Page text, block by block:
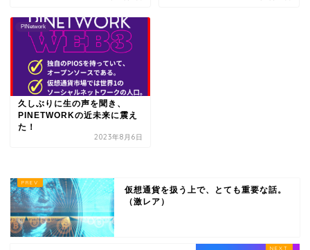
PINetwork
久しぶりに生の声を聞き、
PINETWORKの近未来に震え
た！
2023年8月6日
仮想通貨を扱う上で、とても重要な話。
（激レア）